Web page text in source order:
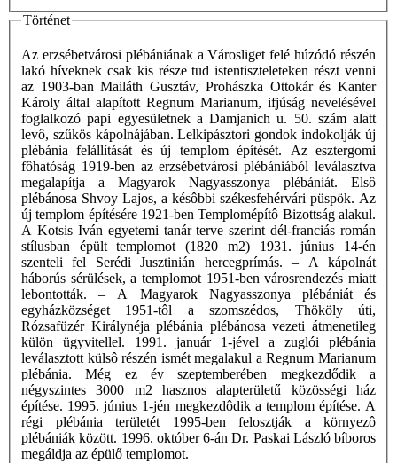
Történet
Az erzsébetvárosi plébániának a Városliget felé húzódó részén
lakó híveknek csak kis része tud istentiszteleteken részt venni
az 1903-ban Mailáth Gusztáv, Prohászka Ottokár és Kanter
Károly által alapított Regnum Marianum, ifjúság nevelésével
foglalkozó papi egyesületnek a Damjanich u. 50. szám alatt
levô, szűkös kápolnájában. Lelkipásztori gondok indokolják új
plébánia felállítását és új templom építését. Az esztergomi
fôhatóság 1919-ben az erzsébetvárosi plébániából leválasztva
megalapítja a Magyarok Nagyasszonya plébániát. Elsô
plébánosa Shvoy Lajos, a késôbbi székesfehérvári püspök. Az
új templom építésére 1921-ben Templomépítô Bizottság alakul.
A Kotsis Iván egyetemi tanár terve szerint dél-franciás román
stílusban épült templomot (1820 m2) 1931. június 14-én
szenteli fel Serédi Jusztinián hercegprímás. – A kápolnát
háborús sérülések, a templomot 1951-ben városrendezés miatt
lebontották. – A Magyarok Nagyasszonya plébániát és
egyházközséget 1951-tôl a szomszédos, Thököly úti,
Rózsafüzér Királynéja plébánia plébánosa vezeti átmenetileg
külön ügyvitellel. 1991. január 1-jével a zuglói plébánia
leválasztott külsô részén ismét megalakul a Regnum Marianum
plébánia. Még ez év szeptemberében megkezdődik a
négyszintes 3000 m2 hasznos alapterületű közösségi ház
építése. 1995. június 1-jén megkezdôdik a templom építése. A
régi plébánia területét 1995-ben felosztják a környezô
plébániák között. 1996. október 6-án Dr. Paskai László bíboros
megáldja az épülő templomot.